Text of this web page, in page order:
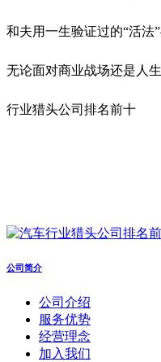
和夫用一生验证过的“活
无论面对商业战场还是人
行业猎头公司排名前十
公司简介
公司介绍
服务优势
经营理念
加入我们